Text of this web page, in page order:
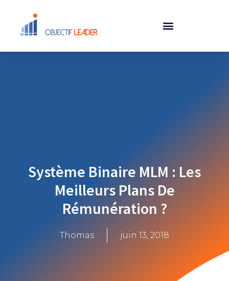
Système Binaire MLM : Les
Meilleurs Plans De
Rémunération ?
Thomas juin 13, 2018